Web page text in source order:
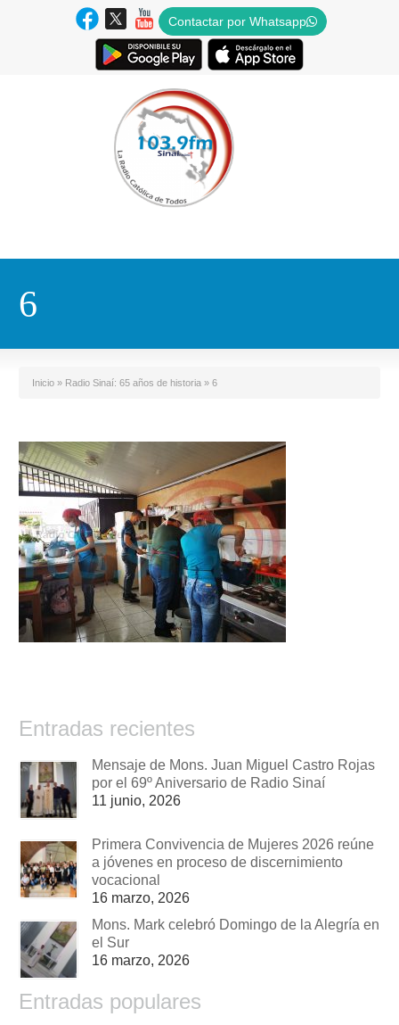
Contactar por Whatsapp
6
Inicio » Radio Sinaí: 65 años de historia » 6
Entradas recientes
Mensaje de Mons. Juan Miguel Castro Rojas
por el 69º Aniversario de Radio Sinaí
11 junio, 2026
Primera Convivencia de Mujeres 2026 reúne
a jóvenes en proceso de discernimiento
vocacional
16 marzo, 2026
Mons. Mark celebró Domingo de la Alegría en
el Sur
16 marzo, 2026
Entradas populares